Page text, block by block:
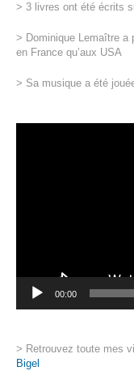
> 3 livres ont été écrits
> Dominique Lemaître a
en France qu’aux USA
> Sa musique a été
00:00
> Retrouvez toute mes
Bigel